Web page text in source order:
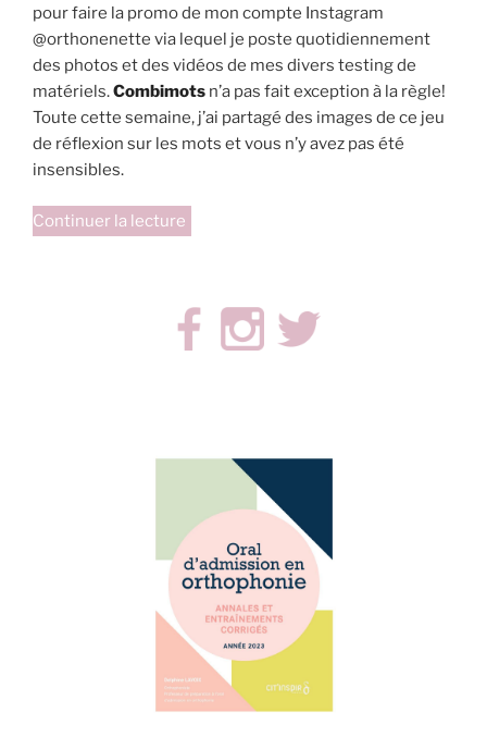
pour faire la promo de mon compte Instagram
@orthonenette via lequel je poste quotidiennement
des photos et des vidéos de mes divers testing de
matériels.Combimots n’a pas fait exception à la règle!
Toute cette semaine, j’ai partagé des images de ce jeu
de réflexion sur les mots et vous n’y avez pas été
insensibles.
Continuer la lecture
Savoir-
jouer.com »